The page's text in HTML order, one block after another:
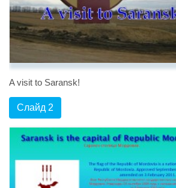
A visit to Saransk!
Слайд 2